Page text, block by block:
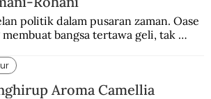
politik dalam pusaran zaman. Oase
membuat bangsa tertawa geli, tak
Aroma Camellia